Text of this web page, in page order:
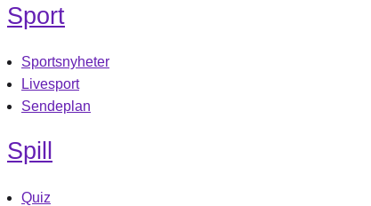
Sport
Sportsnyheter
Livesport
Sendeplan
Spill
Quiz